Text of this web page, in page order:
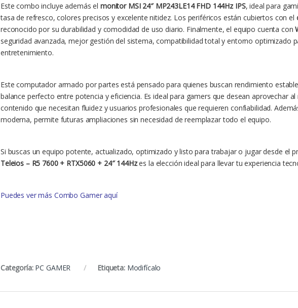
Este combo incluye además el monitor MSI 24″ MP243LE14 FHD 144Hz IPS, ideal para
tasa de refresco, colores precisos y excelente nitidez. Los periféricos están cubiertos con el
reconocido por su durabilidad y comodidad de uso diario. Finalmente, el equipo cuenta con
seguridad avanzada, mejor gestión del sistema, compatibilidad total y entorno optimizado
entretenimiento.
Este computador armado por partes está pensado para quienes buscan rendimiento
balance perfecto entre potencia y eficiencia. Es ideal para gamers que desean aprovechar
contenido que necesitan fluidez y usuarios profesionales que requieren confiabilidad.
moderna, permite futuras ampliaciones sin necesidad de reemplazar todo el equipo.
Si buscas un equipo potente, actualizado, optimizado y listo para trabajar o jugar desde el
Teleios – R5 7600 + RTX5060 + 24″ 144Hzes la elección ideal para llevar tu experiencia
Puedes ver más Combo Gamer aquí
Categoría: PC GAMER Etiqueta: Modifícalo